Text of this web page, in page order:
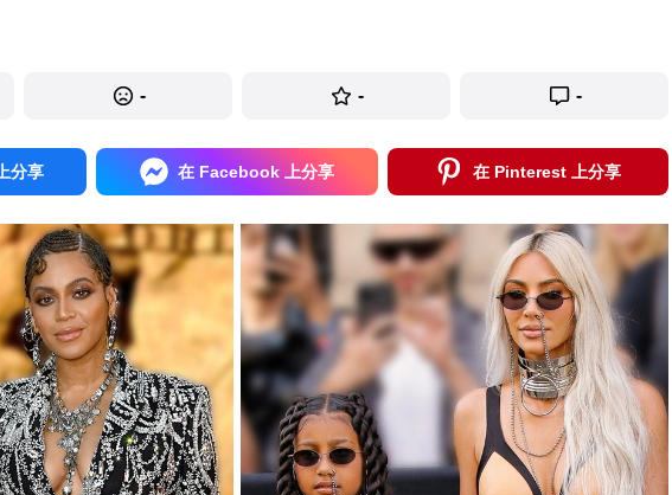
- - -
分享 在 Facebook 上分享 在 Pinterest 上分享